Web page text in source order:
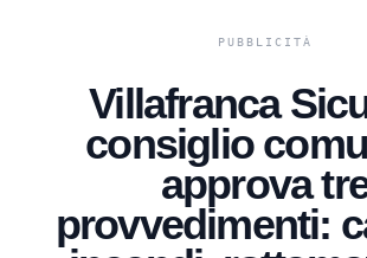
Villafranca
consiglio
approva
provvedimenti: